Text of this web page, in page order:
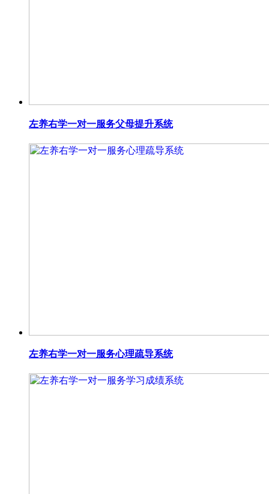
左养右学一对一服务父母提升系统
左养右学一对一服务心理疏导系统